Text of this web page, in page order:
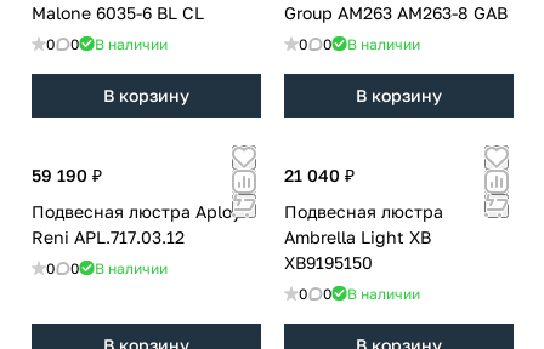
Malone 6035-6 BL CL
0 0 В наличии
В корзину
Group AM263 AM263-8 GAB
0 0 В наличии
В корзину
59 190 ₽
Подвесная люстра Aployt
Reni APL.717.03.12
0 0 В наличии
В корзину
21 040 ₽
Подвесная люстра
Ambrella Light XB
XB9195150
0 0 В наличии
В корзину